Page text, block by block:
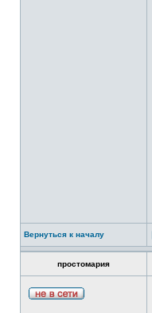
Вернуться к началу
простомария